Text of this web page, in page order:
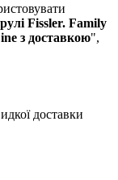
Fissler. Family
з доставкою",
доставки